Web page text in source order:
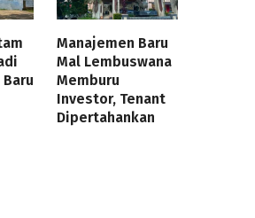
Manajemen Baru
Mal Lembuswana
Memburu
Investor, Tenant
Dipertahankan